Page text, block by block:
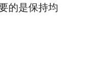
的是保持均